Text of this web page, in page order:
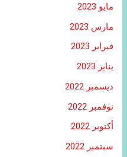
مايو 2023
مارس 2023
فبراير 2023
يناير 2023
ديسمبر 2022
نوفمبر 2022
أكتوبر 2022
سبتمبر 2022